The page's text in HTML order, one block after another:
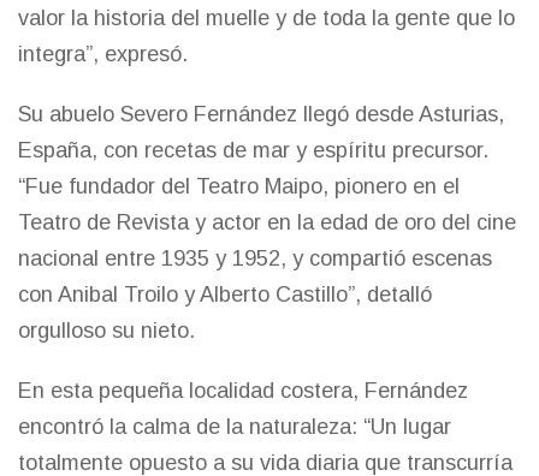
valor la historia del muelle y de toda la gente que lo
integra”, expresó.
Su abuelo Severo Fernández llegó desde Asturias,
España, con recetas de mar y espíritu precursor.
“Fue fundador del Teatro Maipo, pionero en el
Teatro de Revista y actor en la edad de oro del cine
nacional entre 1935 y 1952, y compartió escenas
con Anibal Troilo y Alberto Castillo”, detalló
orgulloso su nieto.
En esta pequeña localidad costera, Fernández
encontró la calma de la naturaleza: “Un lugar
totalmente opuesto a su vida diaria que transcurría